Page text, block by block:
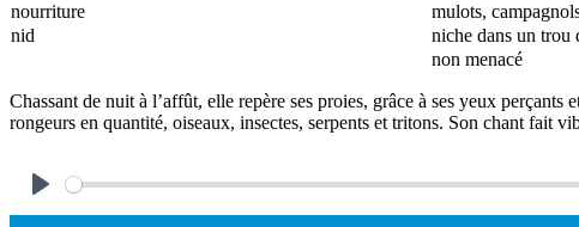
nourriture
mulots,
nid
niche dans un trou
non menacé
Chassant de nuit à l’affût, elle repère ses proies, grâce à ses yeux
rongeurs en quantité, oiseaux, insectes, serpents et tritons. Son chant fait
Play